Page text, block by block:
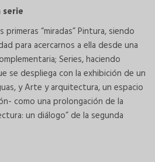
primeras “miradas” Pintura, siendo
para acercarnos a ella desde una
Series, haciendo
se despliega con la exhibición de un
y Arte y arquitectura, un espacio
como una prolongación de la
un diálogo” de la segunda